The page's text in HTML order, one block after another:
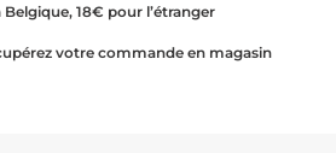
18€ pour l’étranger
votre commande en magasin